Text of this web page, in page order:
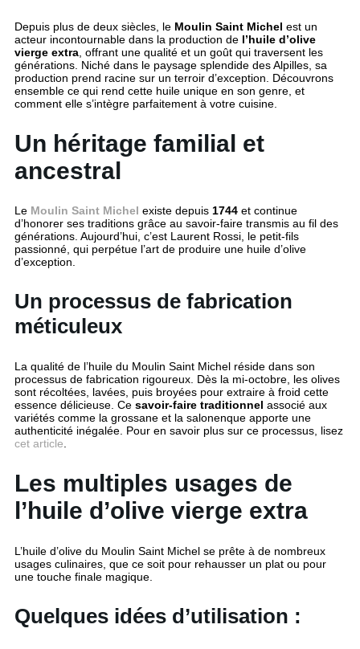
Depuis plus de deux siècles, le Moulin Saint Michel est un
acteur incontournable dans la production de l’huile d’olive
vierge extra , offrant une qualité et un goût qui traversent les
générations. Niché dans le paysage splendide des Alpilles, sa
production prend racine sur un terroir d’exception. Découvrons
ensemble ce qui rend cette huile unique en son genre, et
comment elle s’intègre parfaitement à votre cuisine.
Un héritage familial et
ancestral
Le Moulin Saint Michel existe depuis 1744 et continue
d’honorer ses traditions grâce au savoir-faire transmis au fil des
générations. Aujourd’hui, c’est Laurent Rossi, le petit-fils
passionné, qui perpétue l’art de produire une huile d’olive
d’exception.
Un processus de fabrication
méticuleux
La qualité de l’huile du Moulin Saint Michel réside dans son
processus de fabrication rigoureux. Dès la mi-octobre, les olives
sont récoltées, lavées, puis broyées pour extraire à froid cette
essence délicieuse. Ce savoir-faire traditionnel associé aux
variétés comme la grossane et la salonenque apporte une
authenticité inégalée. Pour en savoir plus sur ce processus, lisez
cet article.
Les multiples usages de
l’huile d’olive vierge extra
L’huile d’olive du Moulin Saint Michel se prête à de nombreux
usages culinaires, que ce soit pour rehausser un plat ou pour
une touche finale magique.
Quelques idées d’utilisation :